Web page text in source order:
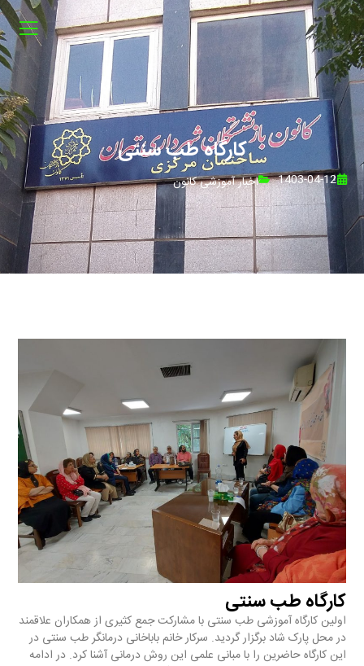
کارگاه طب سنتی
1403-04-12 اخبار آموزشی کانون
کارگاه طب سنتی
اولین کارگاه آموزشی طب سنتی با مشارکت جمع کثیری از همکاران علاقمند
در محل پارک شاد برگزار گردید. سرکار خانم باباخانی درمانگر طب سنتی در
این کارگاه حاضرین را با مبانی علمی این روش درمانی آشنا کرد. در ادامه